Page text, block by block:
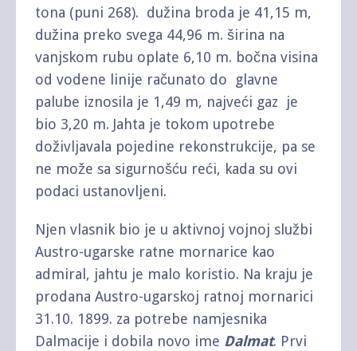
tona (puni 268). dužina broda je 41,15 m,
dužina preko svega 44,96 m. širina na
vanjskom rubu oplate 6,10 m. bočna visina
od vodene linije računato do glavne
palube iznosila je 1,49 m, najveći gaz je
bio 3,20 m. Jahta je tokom upotrebe
doživljavala pojedine rekonstrukcije, pa se
ne može sa sigurnošću reći, kada su ovi
podaci ustanovljeni.
Njen vlasnik bio je u aktivnoj vojnoj službi
Austro-ugarske ratne mornarice kao
admiral, jahtu je malo koristio. Na kraju je
prodana Austro-ugarskoj ratnoj mornarici
31.10. 1899. za potrebe namjesnika
Dalmacije i dobila novo ime Dalmat. Prvi